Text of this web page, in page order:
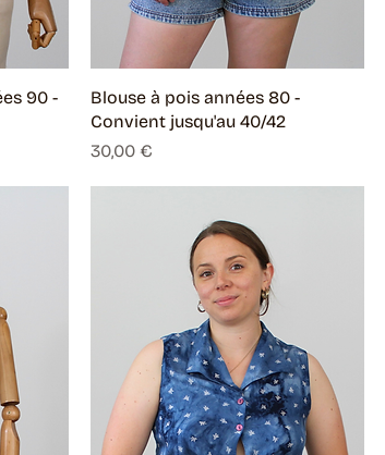
90 -
Blouse à pois années 80 -
Convient jusqu'au 40/42
Prix
30,00 €